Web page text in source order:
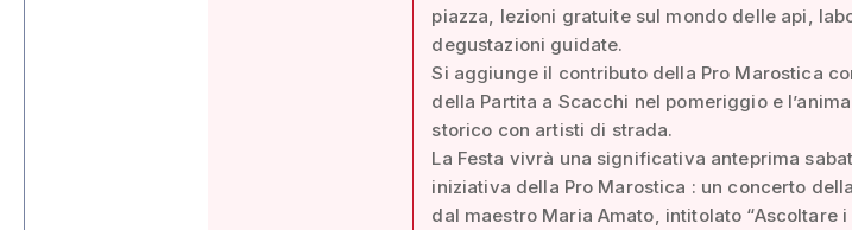
piazza, lezioni gratuite sul mondo delle api,
degustazioni guidate.
Si aggiunge il contributo della Pro Marostica
della Partita a Scacchi nel pomeriggio e
storico con artisti di strada.
La Festa vivrà una significativa anteprima
iniziativa della Pro Marostica : un concerto
dal maestro Maria Amato, intitolato “Ascoltare